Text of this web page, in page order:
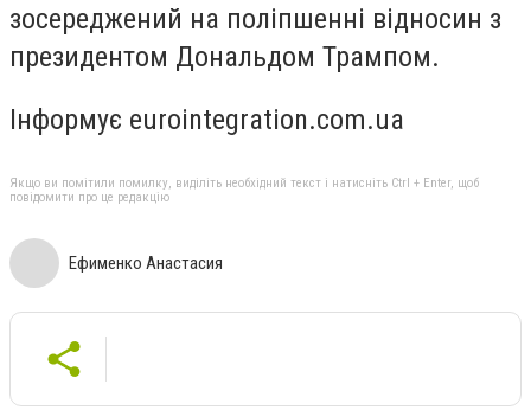
зосереджений на поліпшенні відносин з
президентом Дональдом Трампом.
Інформує eurointegration.com.ua
Якщо ви помітили помилку, виділіть необхідний текст і натисніть Ctrl + Enter, щоб
повідомити про це редакцію
Ефименко Анастасия